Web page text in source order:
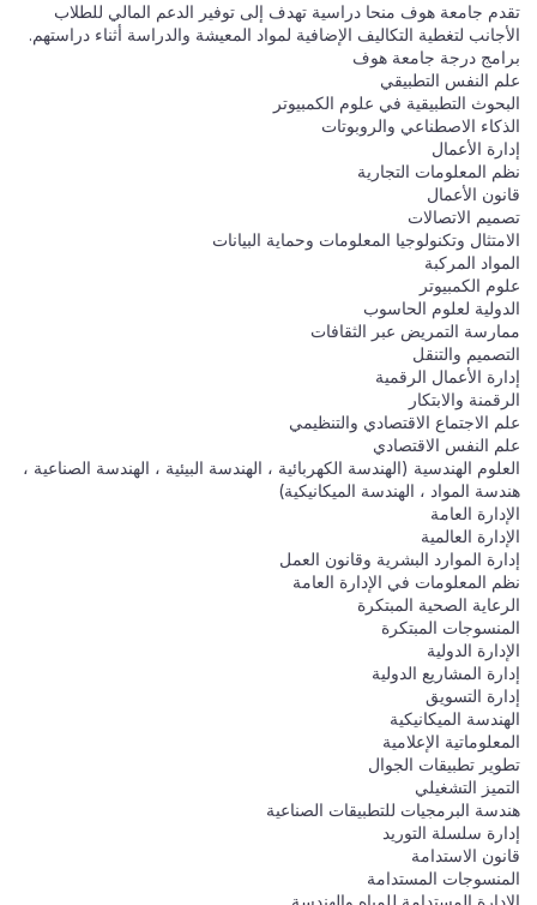
تقدم جامعة هوف منحا دراسية تهدف إلى توفير الدعم المالي للطلاب
الأجانب لتغطية التكاليف الإضافية لمواد المعيشة والدراسة أثناء دراستهم.
برامج درجة جامعة هوف
علم النفس التطبيقي
البحوث التطبيقية في علوم الكمبيوتر
الذكاء الاصطناعي والروبوتات
إدارة الأعمال
نظم المعلومات التجارية
قانون الأعمال
تصميم الاتصالات
الامتثال وتكنولوجيا المعلومات وحماية البيانات
المواد المركبة
علوم الكمبيوتر
الدولية لعلوم الحاسوب
ممارسة التمريض عبر الثقافات
التصميم والتنقل
إدارة الأعمال الرقمية
الرقمنة والابتكار
علم الاجتماع الاقتصادي والتنظيمي
علم النفس الاقتصادي
العلوم الهندسية (الهندسة الكهربائية ، الهندسة البيئية ، الهندسة الصناعية ،
هندسة المواد ، الهندسة الميكانيكية)
الإدارة العامة
الإدارة العالمية
إدارة الموارد البشرية وقانون العمل
نظم المعلومات في الإدارة العامة
الرعاية الصحية المبتكرة
المنسوجات المبتكرة
الإدارة الدولية
إدارة المشاريع الدولية
إدارة التسويق
الهندسة الميكانيكية
المعلوماتية الإعلامية
تطوير تطبيقات الجوال
التميز التشغيلي
هندسة البرمجيات للتطبيقات الصناعية
إدارة سلسلة التوريد
قانون الاستدامة
المنسوجات المستدامة